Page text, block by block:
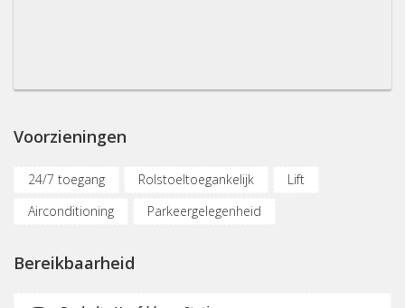
Voorzieningen
24/7 toegang Rolstoeltoegankelijk
Lift
Airconditioning
Parkeergelegenheid
Internetmogelijkheden
Bereikbaarheid